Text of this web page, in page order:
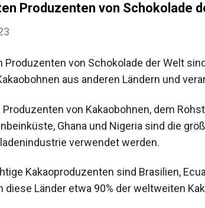
Produzenten von Schokolade
Produzenten von Schokolade der Welt
aus anderen Ländern und
Produzenten von Kakaobohnen, dem
Ghana und Nigeria sind die
verwendet werden.
Kakaoproduzenten sind Brasilien,
diese Länder etwa 90% der weltweiten